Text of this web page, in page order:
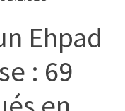
Ehpad
: 69